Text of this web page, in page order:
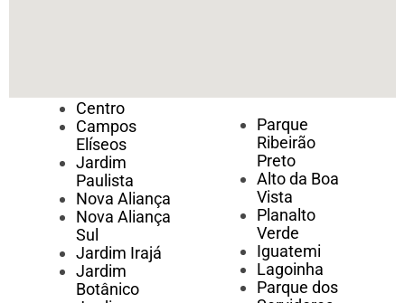
Centro
Campos
Elíseos
Jardim
Paulista
Nova Aliança
Nova Aliança
Sul
Jardim Irajá
Jardim
Botânico
Parque
Ribeirão
Preto
Alto da Boa
Vista
Planalto
Verde
Iguatemi
Lagoinha
Parque dos